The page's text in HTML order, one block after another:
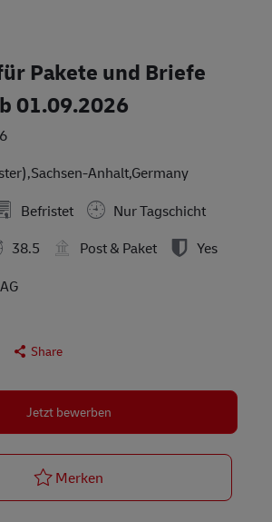
Pakete und Briefe
01.09.2026
Anhalt,Germany
Befristet
Nur Tagschicht
38.5 Post & Paket
Yes
Share
Jetzt bewerben
Merken